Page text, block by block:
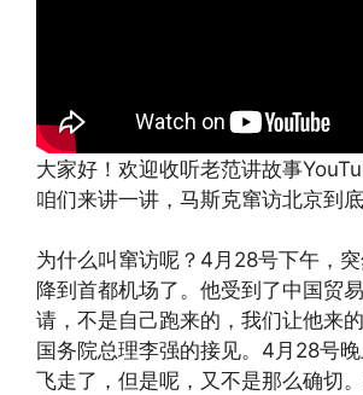
大家好！欢迎收听老范讲故事
咱们来讲一讲，马斯克窜访北京到底
为什么叫窜访呢？4月28号下午，
降到首都机场了。他受到了中国贸
请，不是自己跑来的，我们让他来
国务院总理李强的接见。4月28号
飞走了，但是呢，又不是那么确切